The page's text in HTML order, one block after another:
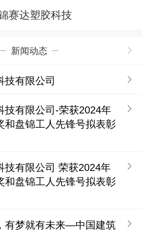
赛达塑胶科技
新闻动态
技有限公司
技有限公司-荣获2024年
和盘锦工人先锋号拟表彰
技有限公司 荣获2024年
和盘锦工人先锋号拟表彰
有梦就有未来—中国建筑